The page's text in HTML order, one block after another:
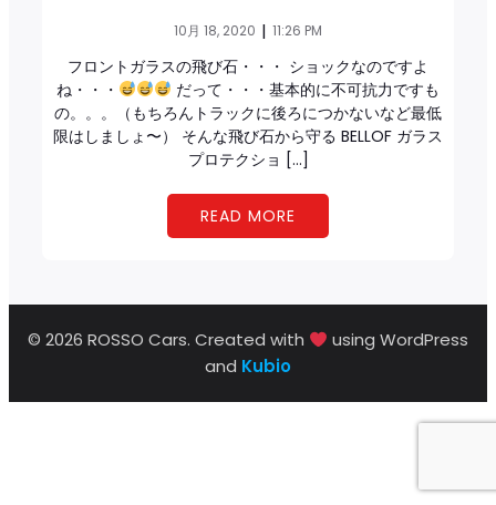
10月 18, 2020 | 11:26 PM
フロントガラスの飛び石・・・ ショックなのですよ
ね・・・
だって・・・基本的に不可抗力ですも
の。。。（もちろんトラックに後ろにつかないなど最低
限はしましょ〜） そんな飛び石から守る BELLOF ガラス
プロテクショ […]
READ MORE
© 2026 ROSSO Cars. Created with
using WordPress
and Kubio